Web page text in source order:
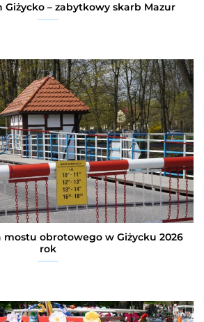
Giżycko – zabytkowy skarb Mazur
mostu obrotowego w Giżycku 2026
rok